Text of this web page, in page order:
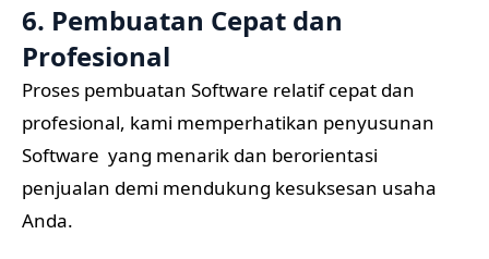
6. Pembuatan Cepat dan
Profesional
Proses pembuatan Software relatif cepat dan
profesional, kami memperhatikan penyusunan
Software yang menarik dan berorientasi
penjualan demi mendukung kesuksesan usaha
Anda.